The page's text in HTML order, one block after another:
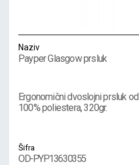
Naziv
Payper Glasgow prsluk
Ergonomični dvoslojni prsluk od
100% poliestera, 320gr.
Šifra
OD-PYP13630355